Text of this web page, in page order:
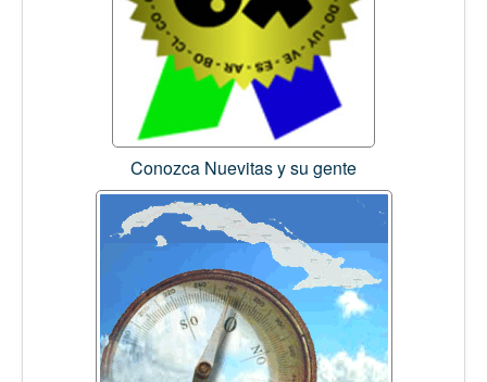
Conozca Nuevitas y su gente